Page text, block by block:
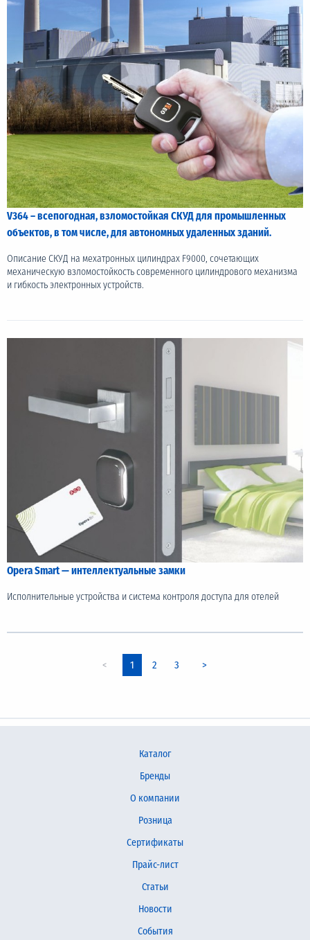
V364 – всепогодная, взломостойкая СКУД для промышленных
объектов, в том числе, для автономных удаленных зданий.
Описание СКУД на мехатронных цилиндрах F9000, сочетающих
механическую взломостойкость современного цилиндрового механизма
и гибкость электронных устройств.
Opera Smart — интеллектуальные замки
Исполнительные устройства и система контроля доступа для отелей
1 2 3
Каталог
Бренды
О компании
Розница
Сертификаты
Прайс-лист
Статьи
Новости
События